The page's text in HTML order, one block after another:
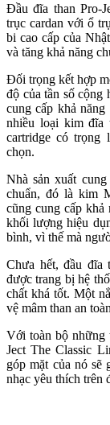
Đầu đĩa than Pro-
trục cardan với ổ
bi cao cấp của
và tăng khả năng
Đối trọng kết hợp
độ của tần số cộng
cung cấp khả
nhiều loại kim đĩa
cartridge có trọng
chọn.
Nhà sản xuất
chuẩn, đó là kim
cũng cung cấp khả
khối lượng hiệu
bình, vì thế mà
Chưa hết, đầu đĩa
được trang bị hệ
chất khá tốt. Một
vệ mâm than an
Với toàn bộ những
Ject The Classic
góp mặt của nó sẽ
nhạc yêu thích trên